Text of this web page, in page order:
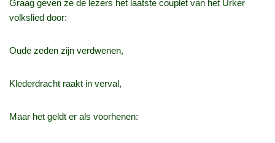
Graag geven ze de lezers het laatste couplet van het Urker
volkslied door:
Oude zeden zijn verdwenen,
Klederdracht raakt in verval,
Maar het geldt er als voorhenen: